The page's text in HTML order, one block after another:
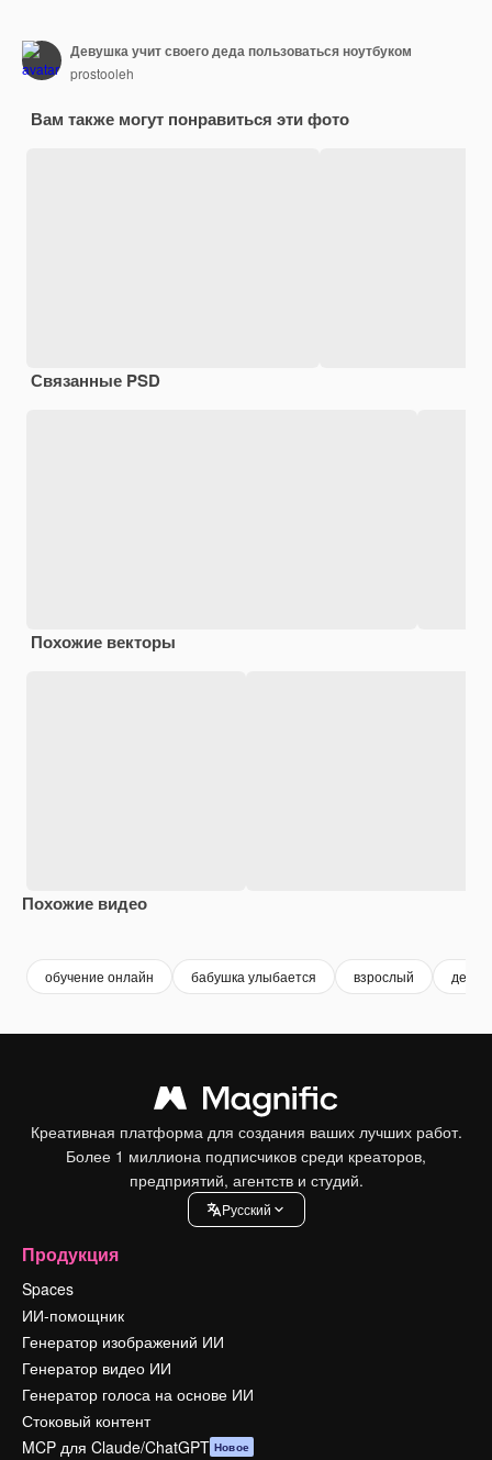
Девушка учит своего деда пользоваться ноутбуком
prostooleh
Вам также могут понравиться эти фото
Связанные PSD
Похожие векторы
Похожие видео
обучение онлайн бабушка улыбается взрослый
Креативная платформа для создания ваших лучших работ.
Более 1 миллиона подписчиков среди креаторов,
предприятий, агентств и студий.
Pусский
Продукция
Spaces
ИИ-помощник
Генератор изображений ИИ
Генератор видео ИИ
Генератор голоса на основе ИИ
Стоковый контент
MCP для Claude/ChatGPT Новое